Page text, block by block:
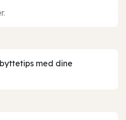
med dine